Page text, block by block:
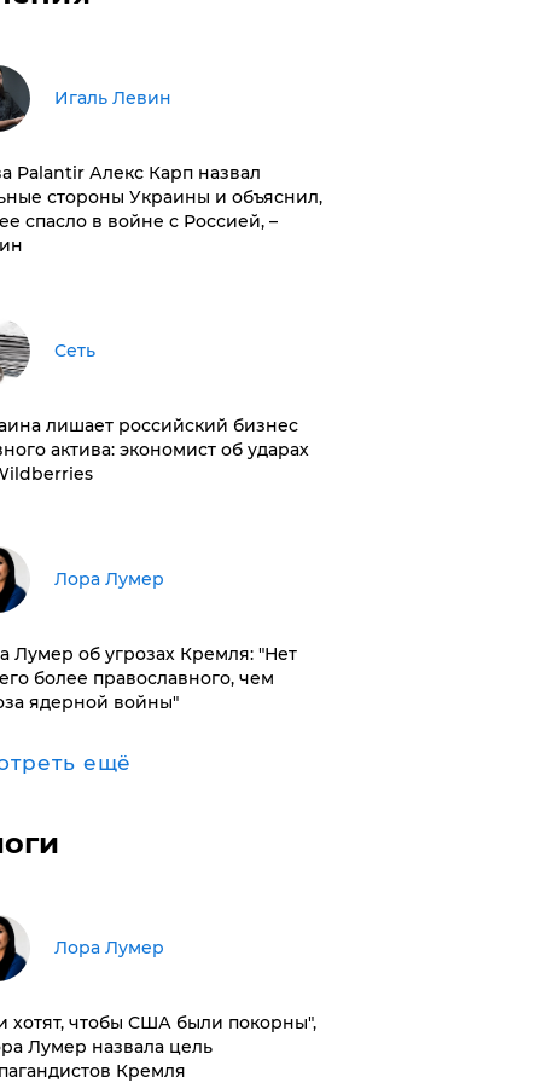
Игаль Левин
Palantir Алекс Карп назвал
стороны Украины и объяснил,
спасло в войне с Россией, –
Сеть
лишает российский бизнес
актива: экономист об ударах
​Лора Лумер
Лумер об угрозах Кремля: "Нет
более православного, чем
ядерной войны"
ещё
​Лора Лумер
хотят, чтобы США были покорны",
Лумер назвала цель
Кремля